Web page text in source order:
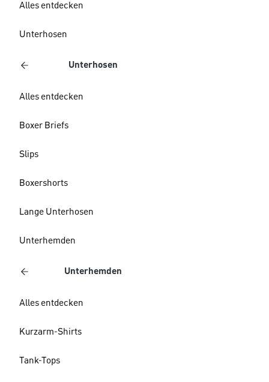
Alles entdecken
Unterhosen
Unterhosen
Alles entdecken
Boxer Briefs
Slips
Boxershorts
Lange Unterhosen
Unterhemden
Unterhemden
Alles entdecken
Kurzarm-Shirts
Tank-Tops